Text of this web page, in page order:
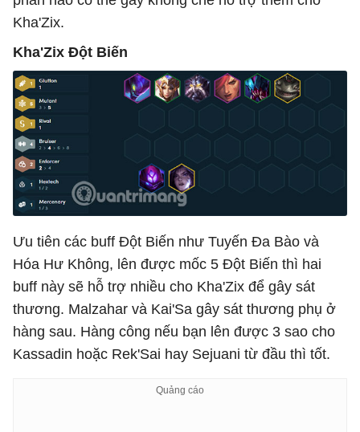
Kha'Zix.
Kha'Zix Đột Biến
Ưu tiên các buff Đột Biến như Tuyến Đa Bào và
Hóa Hư Không, lên được mốc 5 Đột Biến thì hai
buff này sẽ hỗ trợ nhiều cho Kha'Zix để gây sát
thương. Malzahar và Kai'Sa gây sát thương phụ ở
hàng sau. Hàng công nếu bạn lên được 3 sao cho
Kassadin hoặc Rek'Sai hay Sejuani từ đầu thì tốt.